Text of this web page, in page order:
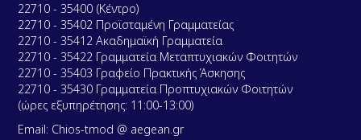
22710 - 35400 (Κέντρο)
22710 - 35402 Προϊσταμένη Γραμματείας
22710 - 35412 Ακαδημαϊκή Γραμματεία
22710 - 35422 Γραμματεία Μεταπτυχιακών Φοιτητών
22710 - 35403 Γραφείο Πρακτικής Άσκησης
22710 - 35430 Γραμματεία Προπτυχιακών Φοιτητών
(ώρες εξυπηρέτησης: 11:00-13:00)
Email: Chios-tmod @ aegean.gr